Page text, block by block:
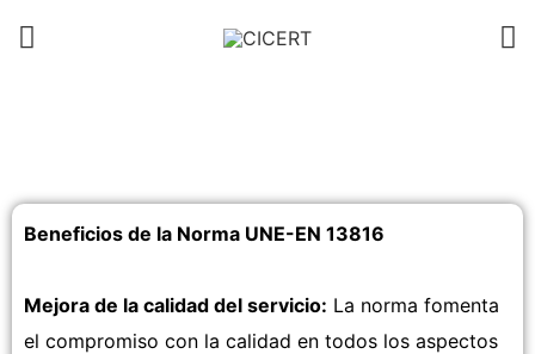
Beneficios de la Norma UNE-EN 13816
Mejora de la calidad del servicio: La norma fomenta
el compromiso con la calidad en todos los aspectos